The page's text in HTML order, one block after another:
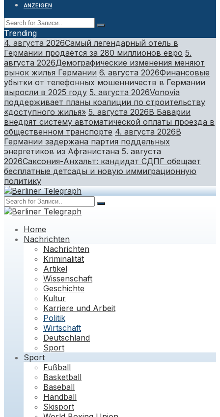
ANZEIGEN
Trending
4. августа 2026Самый легендарный отель в
Германии продаётся за 280 миллионов евро 5.
августа 2026Демографические изменения меняют
рынок жилья Германии 6. августа 2026Финансовые
убытки от телефонных мошенничеств в Германии
выросли в 2025 году 5. августа 2026Vonovia
поддерживает планы коалиции по строительству
«доступного жилья» 5. августа 2026В Баварии
внедрят систему автоматической оплаты проезда в
общественном транспорте 4. августа 2026В
Германии задержана партия поддельных
энергетиков из Афганистана 5. августа
2026Саксония-Анхальт: кандидат СДПГ обещает
бесплатные детсады и новую иммиграционную
политику
Home
Nachrichten
Nachrichten
Kriminalität
Artikel
Wissenschaft
Geschichte
Kultur
Karriere und Arbeit
Politik
Wirtschaft
Deutschland
Sport
Sport
Fußball
Basketball
Baseball
Handball
Skisport